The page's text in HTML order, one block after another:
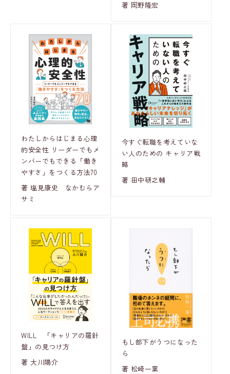
著 岡野隆宏
わたしからはじまる心理
的安全性 リーダーでもメ
ンバーでもできる「働き
やすさ」をつくる方法70
著 塩見康史 なかむらア
サミ
今すぐ転職を考えていな
い人のための キャリア戦
略
著 田中研之輔
WILL 「キャリアの羅針
盤」の見つけ方
著 大川陽介
もし部下がうつになった
ら
著 松崎一葉